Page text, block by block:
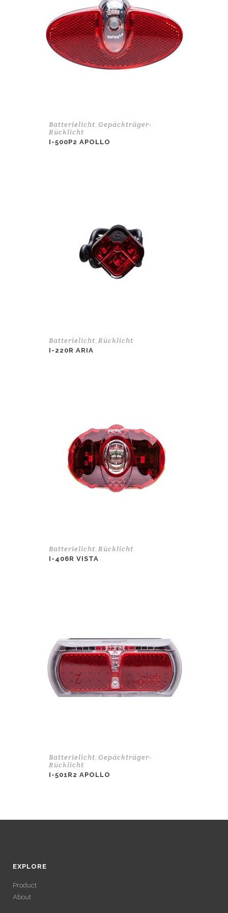
Batterielicht Gepäckträger-
Rücklicht
I-500P2 APOLLO
Batterielicht Rücklicht
I-220R ARIA
Batterielicht Rücklicht
I-406R VISTA
Batterielicht Gepäckträger-
Rücklicht
I-501R2 APOLLO
EXPLORE
Product
About